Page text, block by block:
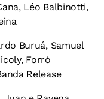
Léo Balbinotti,
Buruá, Samuel
Forró
Release